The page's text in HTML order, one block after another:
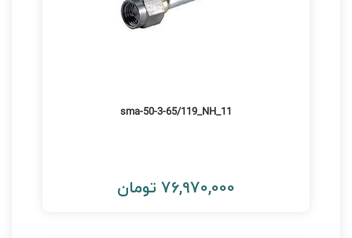
11_sma-50-3-65/119_NH
76,970,000 تومان